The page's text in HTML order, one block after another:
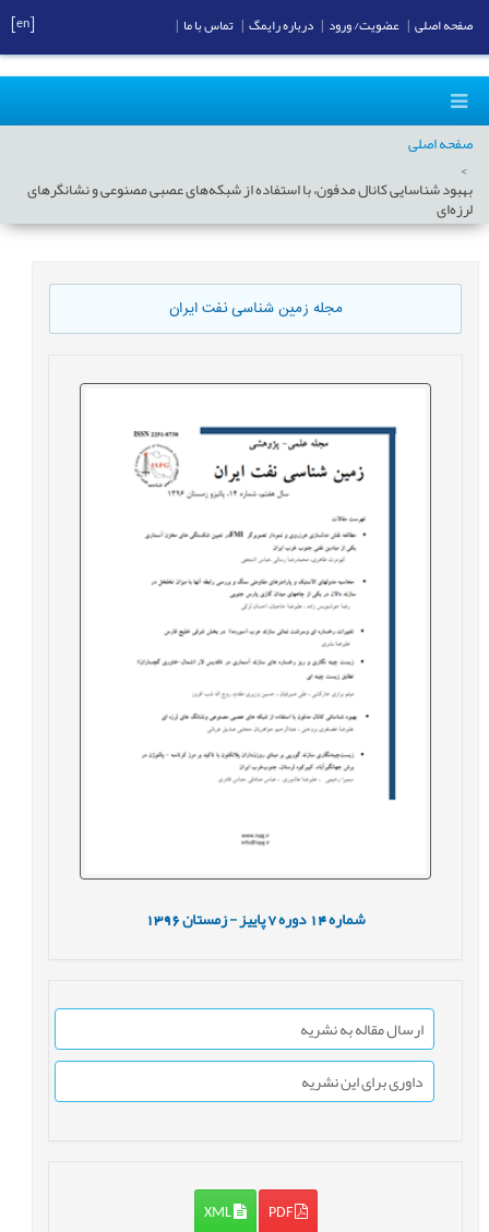
صفحه اصلی
بهبود شناسایی کانال‌ مدفون، با استفاده از شبکه‌های عصبی مصنوعی و نشانگرهای
لرزه‌ای
مجله زمین شناسی نفت ایران
شماره14 دوره7 پاییز - زمستان1396
ارسال مقاله به نشریه
داوری برای این نشریه
PDF
XML
صفحه اصلی عضویت/ ورود درباره رایمگ تماس با ما